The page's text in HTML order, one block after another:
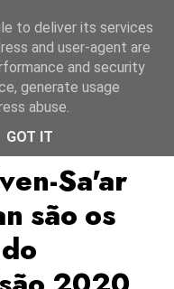
Geula Even-Sa'ar
Sa'ar
são os
to deliver its services
and user-agent are
and security
generate usage
abuse.
GOT IT